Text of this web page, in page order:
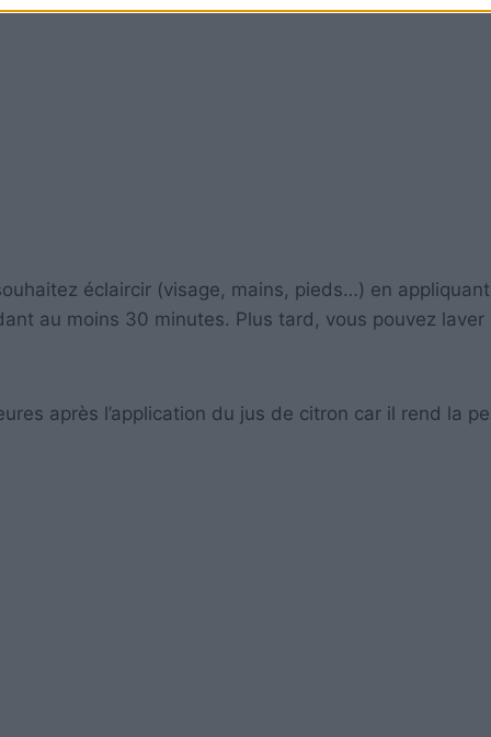
éclaircir (visage, mains, pieds…) en
au moins 30 minutes. Plus tard, vous pouvez laver
après l’application du jus de citron car il rend la